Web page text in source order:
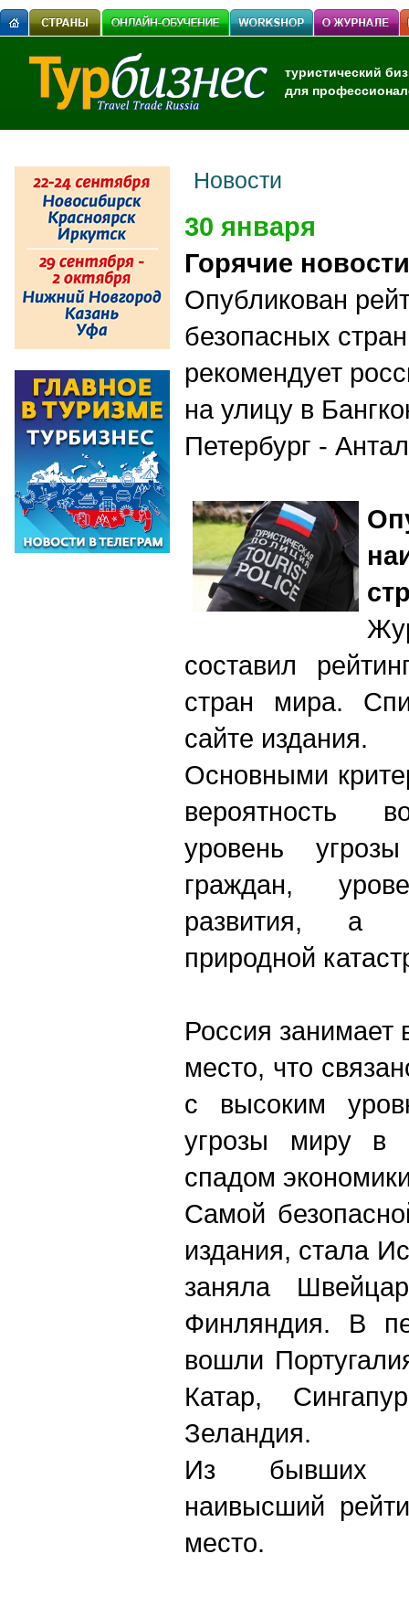
туристический
для
Новости
30 января
Горячие новости
Опубликован
безопасных
рекомендует
на улицу в
Петербург -
составил
стран мира.
сайте издания.
Основными
вероятность
уровень
граждан,
развития, а
природной
Россия занимает
место, что
с высоким
угрозы миру в
спадом
Самой
издания, стала
заняла
Финляндия. В
вошли
Катар,
Зеландия.
Из бывших
наивысший
место.